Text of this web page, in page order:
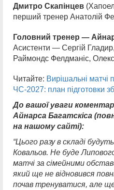
Дмитро Скапінцев
перший тренер Анатолій
Головний тренер —
Асистенти — Сергій
Раймондс Фелдманіс,
Читайте: Вирішальні матчі
ЧС-2027: план підготовки
До вашої уваги
Айнарса Багатскіса
на нашому сайті):
“Цього разу в складі
Ковальов. Не буде
матчі за сімейними
який ще не відновився
почав тренуватися, але